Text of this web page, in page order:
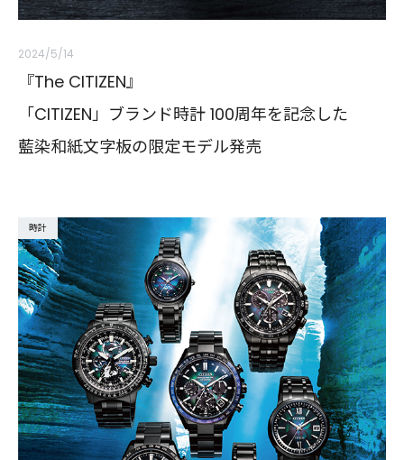
2024/5/14
『The CITIZEN』
「CITIZEN」ブランド時計 100周年を記念した
藍染和紙文字板の限定モデル発売
時計